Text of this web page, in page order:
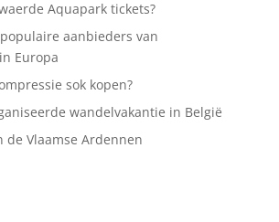
Aquapark tickets?
aanbieders van
Europa
sok kopen?
wandelvakantie in België
de Vlaamse Ardennen